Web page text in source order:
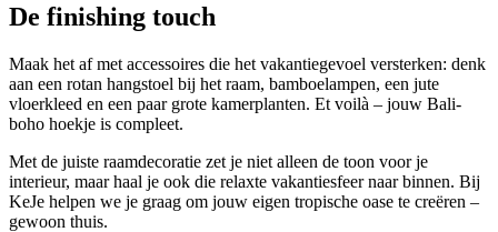
De finishing touch
Maak het af met accessoires die het vakantiegevoel versterken: denk
aan een rotan hangstoel bij het raam, bamboelampen, een jute
vloerkleed en een paar grote kamerplanten. Et voilà – jouw Bali-
boho hoekje is compleet.
Met de juiste raamdecoratie zet je niet alleen de toon voor je
interieur, maar haal je ook die relaxte vakantiesfeer naar binnen. Bij
KeJe helpen we je graag om jouw eigen tropische oase te creëren –
gewoon thuis.